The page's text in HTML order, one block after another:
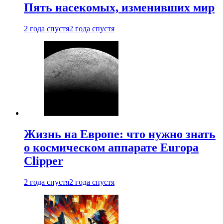
Пять насекомых, изменивших мир
2 года спустя2 года спустя
Жизнь на Европе: что нужно знать
о космическом аппарате Europa
Clipper
2 года спустя2 года спустя